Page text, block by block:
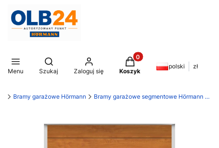
Menu
Otwórz wyszukiwarkę
Szukaj Zaloguj się
Produkty w koszyku: 0.
Koszyk
polski zł
Bramy garażowe Hörmann Bramy garażowe segmentowe Hörmann RenoMatic